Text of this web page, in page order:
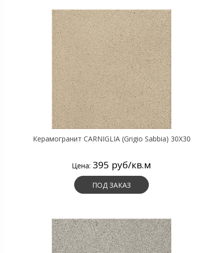
Керамогранит CARNIGLIA (Grigio Sabbia) 30X30
Цена: 395 руб/кв.м
ПОД ЗАКАЗ